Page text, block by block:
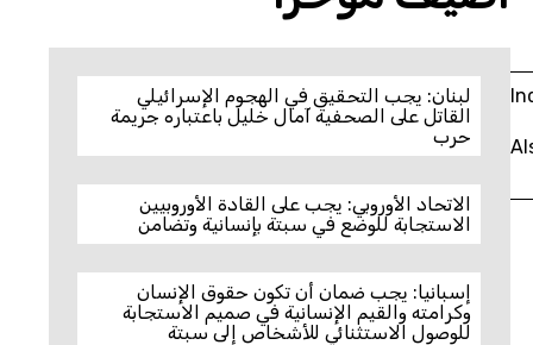
لبنان: يجب التحقيق في الهجوم الإسرائيلي
القاتل على الصحفية آمال خليل باعتباره جريمة
حرب
الاتحاد الأوروبي: يجب على القادة الأوروبيين
الاستجابة للوضع في سبتة بإنسانية وتضامن
إسبانيا: يجب ضمان أن تكون حقوق الإنسان
وكرامته والقيم الإنسانية في صميم الاستجابة
للوصول الاستثنائي للأشخاص إلى سبتة